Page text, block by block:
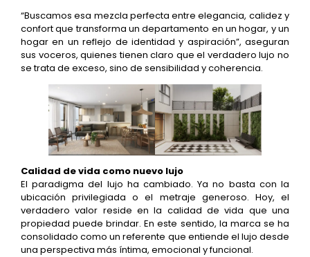
“Buscamos esa mezcla perfecta entre elegancia, calidez y
confort que transforma un departamento en un hogar, y un
hogar en un reflejo de identidad y aspiración”, aseguran
sus voceros, quienes tienen claro que el verdadero lujo no
se trata de exceso, sino de sensibilidad y coherencia.
Calidad de vida como nuevo lujo
El paradigma del lujo ha cambiado. Ya no basta con la
ubicación privilegiada o el metraje generoso. Hoy, el
verdadero valor reside en la calidad de vida que una
propiedad puede brindar. En este sentido, la marca se ha
consolidado como un referente que entiende el lujo desde
una perspectiva más íntima, emocional y funcional.